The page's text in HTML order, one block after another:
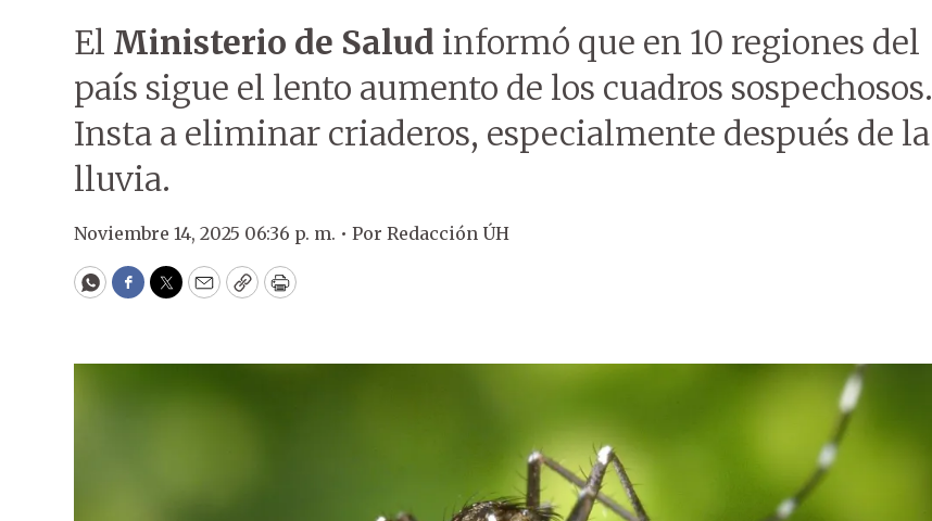
El Ministerio de Salud informó que en 10 regiones del
país sigue el lento aumento de los cuadros sospechosos.
Insta a eliminar criaderos, especialmente después de la
lluvia.
Noviembre 14, 2025 06:36 p. m. • Por Redacción ÚH
WhatsApp
Facebook
Twitter
EmailCopyPrint